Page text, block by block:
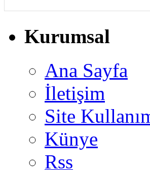
Kurumsal
Ana Sayfa
İletişim
Site
Künye
Rss